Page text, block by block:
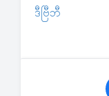
ဒီဗြီဘီ